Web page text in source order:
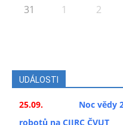
31 1 2
UDÁLOSTI
25.09.
Noc vědy
robotů na CIIRC ČVUT